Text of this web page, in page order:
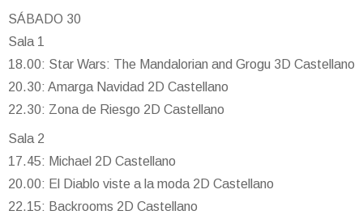
SÁBADO 30
Sala 1
18.00: Star Wars: The Mandalorian and Grogu 3D Castellano
20.30: Amarga Navidad 2D Castellano
22.30: Zona de Riesgo 2D Castellano
Sala 2
17.45: Michael 2D Castellano
20.00: El Diablo viste a la moda 2D Castellano
22.15: Backrooms 2D Castellano